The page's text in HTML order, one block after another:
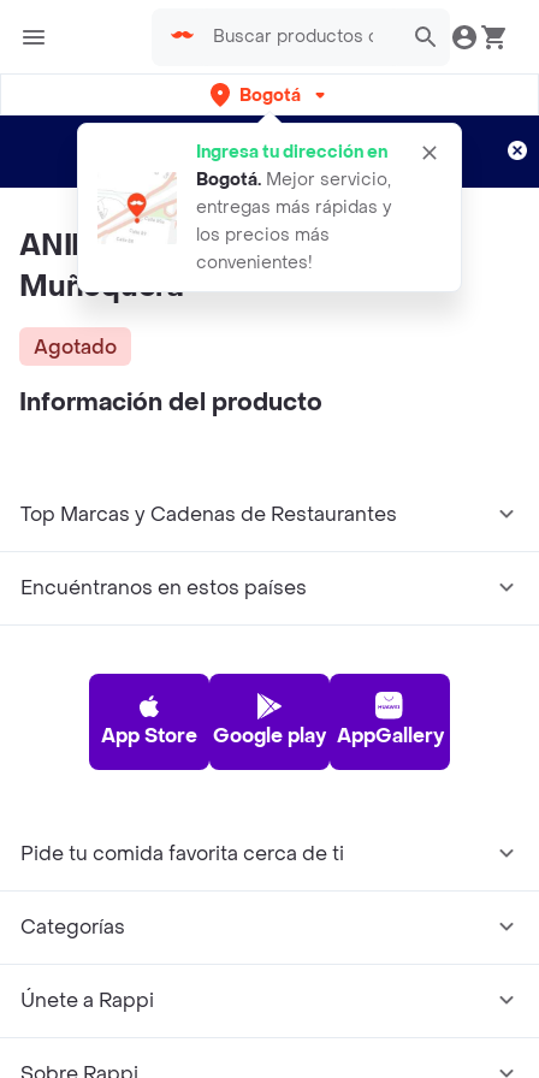
Bogotá
Ingresa tu dirección en
Bogotá. Mejor servicio,
entregas más rápidas y
los precios más
convenientes!
envíos gratis por semanas
Aplican TyC
ANIMAL WEAR Vendas
Muñequera
Agotado
Información del producto
Top Marcas y Cadenas de Restaurantes
Encuéntranos en estos países
App Store Google play AppGallery
Pide tu comida favorita cerca de ti
Categorías
Únete a Rappi